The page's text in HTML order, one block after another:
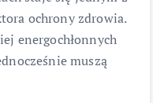
ochrony zdrowia.
energochłonnych
muszą